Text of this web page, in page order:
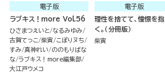
電子版
ラブキス！more Vol.56
ひさまつえいと なるみゆみ
古賀てっこ 柴寅
こぽりヌち
すみ 真神れい
ののもりばな
な ラブキス！more編集部
大江戸ウメコ
電子版
理性を捨てて、憧憬を抱
く。（分冊版）
柴寅